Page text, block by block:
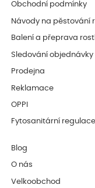
Obchodní podmínky
Návody na pěstování
Balení a přeprava
Sledování objednávky
Prodejna
Reklamace
OPPI
Fytosanitární regulace
Blog
O nás
Velkoobchod